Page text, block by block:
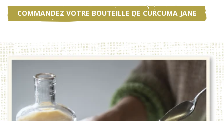
COMMANDEZ VOTRE BOUTEILLE DE CURCUMA JANE